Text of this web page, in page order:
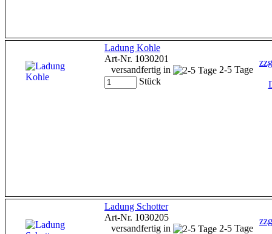
Ladung Kohle
Art-Nr. 1030201
versandfertig in
2-5 Tage
Stück
Ladung Schotter
Art-Nr. 1030205
versandfertig in
2-5 Tage